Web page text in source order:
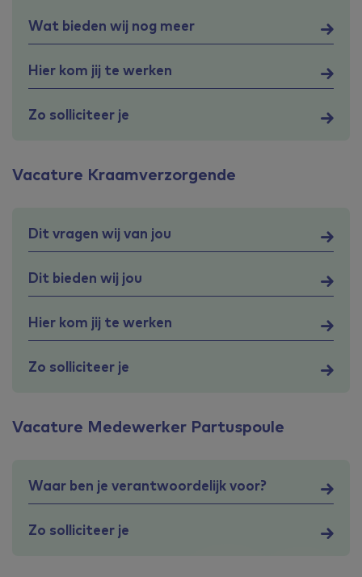
Wat bieden wij nog meer
Hier kom jij te werken
Zo solliciteer je
Vacature Kraamverzorgende
Dit vragen wij van jou
Dit bieden wij jou
Hier kom jij te werken
Zo solliciteer je
Vacature Medewerker Partuspoule
Waar ben je verantwoordelijk voor?
Zo solliciteer je